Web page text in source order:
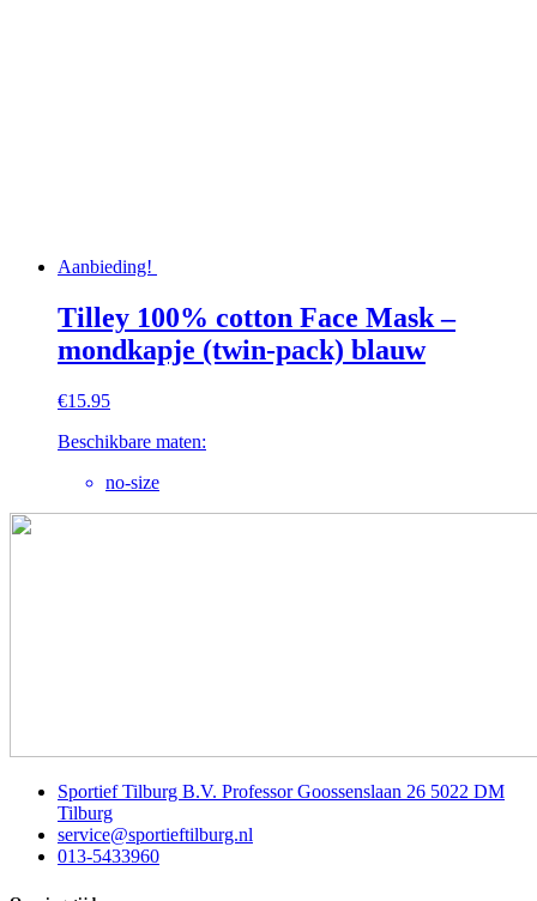
Aanbieding!
Tilley 100% cotton Face Mask –
mondkapje (twin-pack) blauw
€15.95
Beschikbare maten:
no-size
Sportief Tilburg B.V. Professor Goossenslaan 26 5022 DM
Tilburg
service@sportieftilburg.nl
013-5433960